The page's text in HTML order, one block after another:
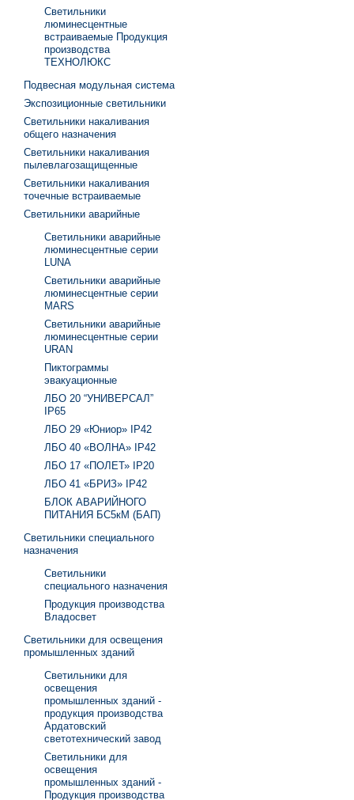
Светильники
люминесцентные
встраиваемые Продукция
производства
ТЕХНОЛЮКС
Подвесная модульная система
Экспозиционные светильники
Светильники накаливания
общего назначения
Светильники накаливания
пылевлагозащищенные
Светильники накаливания
точечные встраиваемые
Светильники аварийные
Светильники аварийные
люминесцентные серии
LUNA
Светильники аварийные
люминесцентные серии
MARS
Светильники аварийные
люминесцентные серии
URAN
Пиктограммы
эвакуационные
ЛБО 20 “УНИВЕРСАЛ”
IP65
ЛБО 29 «Юниор» IP42
ЛБО 40 «ВОЛНА» IP42
ЛБО 17 «ПОЛЕТ» IP20
ЛБО 41 «БРИЗ» IP42
БЛОК АВАРИЙНОГО
ПИТАНИЯ БС5кМ (БАП)
Светильники специального
назначения
Светильники
специального назначения
Продукция производства
Владосвет
Светильники для освещения
промышленных зданий
Светильники для
освещения
промышленных зданий -
продукция производства
Ардатовский
светотехнический завод
Светильники для
освещения
промышленных зданий -
Продукция производства